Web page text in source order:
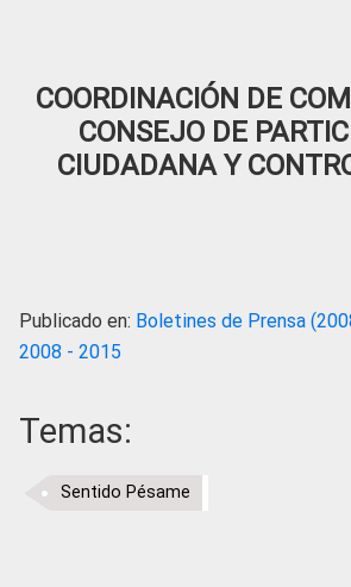
COORDINACIÓN DE
CONSEJO DE
CIUDADANA Y
Publicado en: Boletines de Prensa
2008 - 2015
Temas:
Sentido Pésame